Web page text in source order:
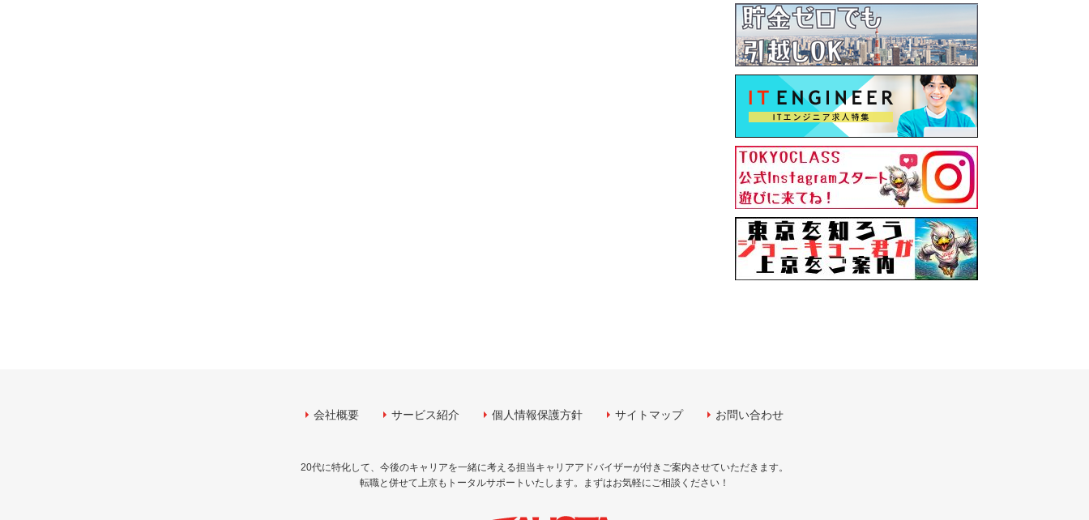
会社概要 サービス紹介 個人情報保護方針 サイトマップ お問い合わせ
20代に特化して、今後のキャリアを一緒に考える担当キャリアアドバイザーが付きご案内させていただきます。
転職と併せて上京もトータルサポートいたします。まずはお気軽にご相談ください！